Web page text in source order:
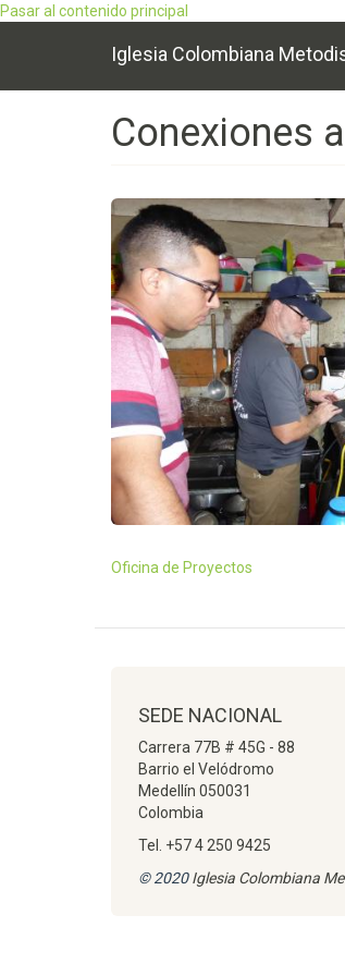
Pasar al contenido principal
Iglesia Colombiana
Main
navigation
Conexiones
Oficina de Proyectos
SEDE NACIONAL
Carrera 77B # 45G - 88
Barrio el Velódromo
Medellín 050031
Colombia
Tel. +57 4 250 9425
© 2020Iglesia Colombiana